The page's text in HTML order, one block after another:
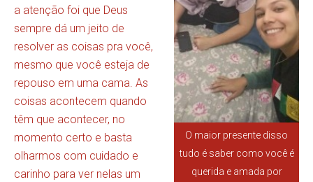
O maior presente disso
tudo é saber como você é
querida e amada por
a atenção foi que Deus
sempre dá um jeito de
resolver as coisas pra você,
mesmo que você esteja de
repouso em uma cama. As
coisas acontecem quando
têm que acontecer, no
momento certo e basta
olharmos com cuidado e
carinho para ver nelas um